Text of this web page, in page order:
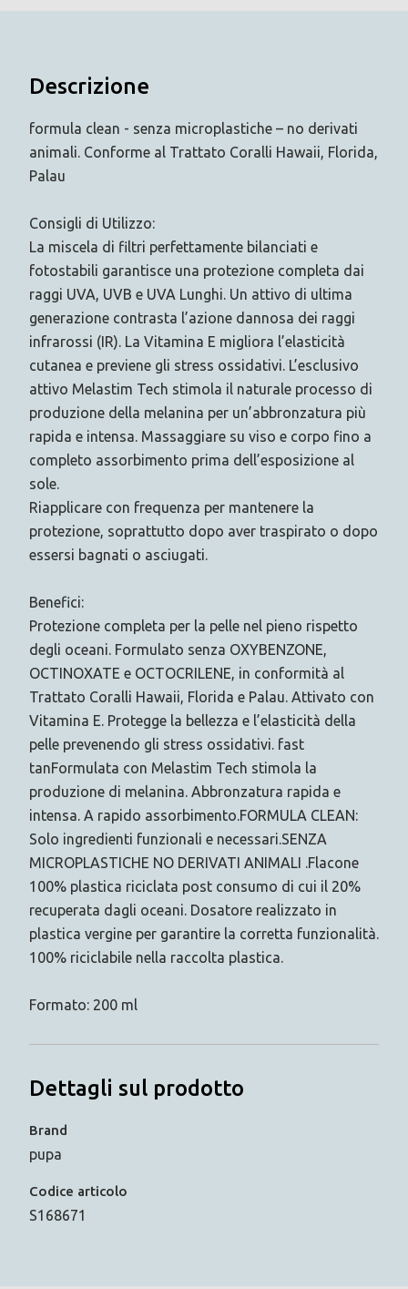
Descrizione
formula clean - senza microplastiche – no derivati
animali. Conforme al Trattato Coralli Hawaii, Florida,
Palau
Consigli di Utilizzo:
La miscela di filtri perfettamente bilanciati e
fotostabili garantisce una protezione completa dai
raggi UVA, UVB e UVA Lunghi. Un attivo di ultima
generazione contrasta l’azione dannosa dei raggi
infrarossi (IR). La Vitamina E migliora l’elasticità
cutanea e previene gli stress ossidativi. L’esclusivo
attivo Melastim Tech stimola il naturale processo di
produzione della melanina per un’abbronzatura più
rapida e intensa. Massaggiare su viso e corpo fino a
completo assorbimento prima dell’esposizione al
sole.
Riapplicare con frequenza per mantenere la
protezione, soprattutto dopo aver traspirato o dopo
essersi bagnati o asciugati.
Benefici:
Protezione completa per la pelle nel pieno rispetto
degli oceani. Formulato senza OXYBENZONE,
OCTINOXATE e OCTOCRILENE, in conformità al
Trattato Coralli Hawaii, Florida e Palau. Attivato con
Vitamina E. Protegge la bellezza e l’elasticità della
pelle prevenendo gli stress ossidativi. fast
tanFormulata con Melastim Tech stimola la
produzione di melanina. Abbronzatura rapida e
intensa. A rapido assorbimento.FORMULA CLEAN:
Solo ingredienti funzionali e necessari.SENZA
MICROPLASTICHE NO DERIVATI ANIMALI .Flacone
100% plastica riciclata post consumo di cui il 20%
recuperata dagli oceani. Dosatore realizzato in
plastica vergine per garantire la corretta funzionalità.
100% riciclabile nella raccolta plastica.
Formato: 200 ml
Dettagli sul prodotto
Brand
pupa
Codice articolo
S168671